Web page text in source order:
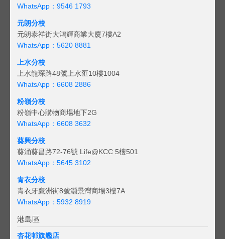
WhatsApp：9546 1793
元朗分校
元朗泰祥街大鴻輝商業大廈7樓A2
WhatsApp：5620 8881
上水分校
上水龍琛路48號上水匯10樓1004
WhatsApp：6608 2886
粉嶺分校
粉嶺中心購物商場地下2G
WhatsApp：6608 3632
葵興分校
葵涌葵昌路72-76號 Life@KCC 5樓501
WhatsApp：5645 3102
青衣分校
青衣牙鷹洲街8號灝景灣商場3樓7A
WhatsApp：5932 8919
港島區
杏花邨旗艦店